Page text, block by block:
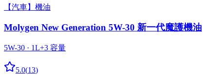
【汽車】機油
Molygen New Gener­a­tion 5W-30 新一代魔護機油
5W-30 · 1L+3 容量
5.0(13)